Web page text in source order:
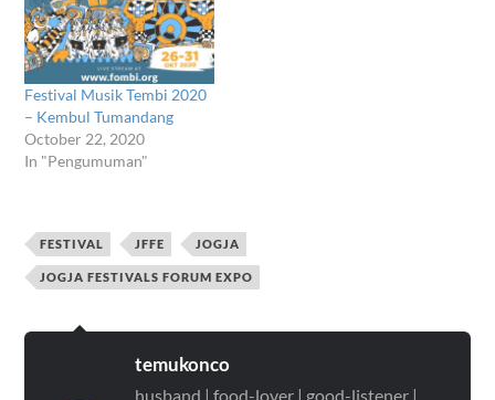
Festival Musik Tembi 2020
– Kembul Tumandang
October 22, 2020
In "Pengumuman"
FESTIVAL JFFE JOGJA
JOGJA FESTIVALS FORUM EXPO
temukonco
husband | food-lover | good-listener |